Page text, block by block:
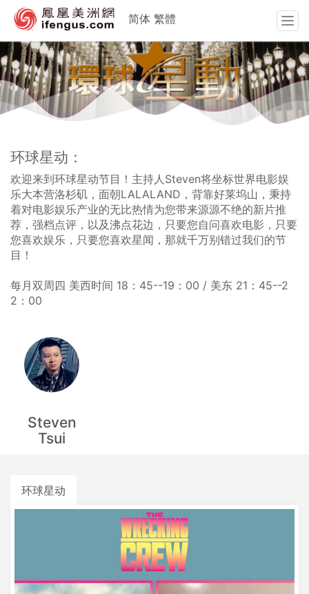
环球星动：
欢迎来到环球星动节目！主持人Steven将坐标世界电影娱
乐大本营洛杉矶，面朝LALALAND，背靠好莱坞山，秉持
着对电影娱乐产业的无比热情为您带来源源不绝的新片推
荐，强档点评，以及沸点花边，只要您自问喜欢电影，只要
您喜欢娱乐，只要您喜欢星闻，那就千万别错过我们的节
目！
每月双周四 美西时间 18：45--19：00 / 美东 21：45--2
2：00
Steven
Tsui
环球星动
简体 繁體
T
o
g
g
l
e
n
g
a
t
i
o